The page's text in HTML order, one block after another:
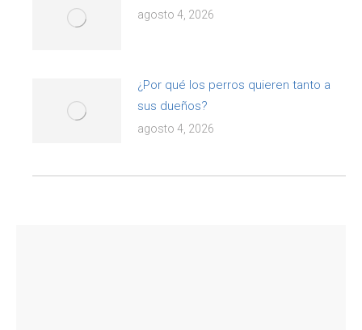
agosto 4, 2026
¿Por qué los perros quieren tanto a
sus dueños?
agosto 4, 2026